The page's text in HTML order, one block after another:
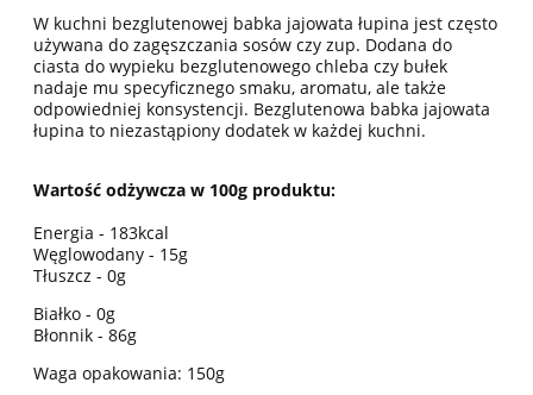
W kuchni bezglutenowej babka jajowata łupina jest często
używana do zagęszczania sosów czy zup. Dodana do
ciasta do wypieku bezglutenowego chleba czy bułek
nadaje mu specyficznego smaku, aromatu, ale także
odpowiedniej konsystencji. Bezglutenowa babka jajowata
łupina to niezastąpiony dodatek w każdej kuchni.
Wartość odżywcza w 100g produktu:
Energia - 183kcal
Węglowodany - 15g
Tłuszcz - 0g
Białko - 0g
Błonnik - 86g
Waga opakowania: 150g